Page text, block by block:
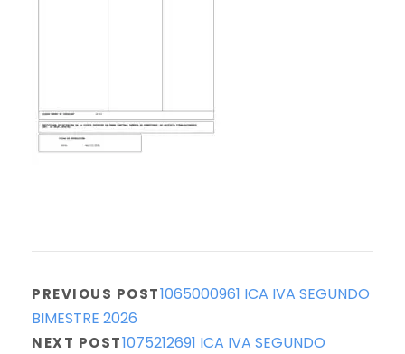
PREVIOUS POST1065000961 ICA IVA SEGUNDO
BIMESTRE 2026
NEXT POST1075212691 ICA IVA SEGUNDO